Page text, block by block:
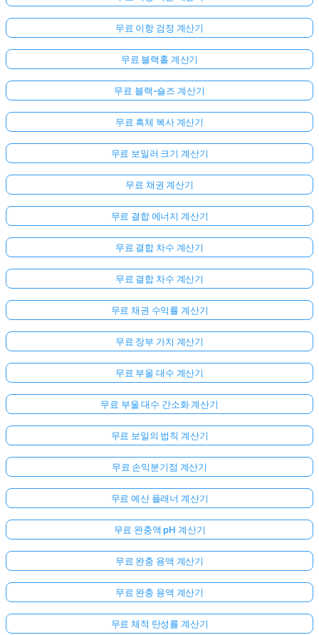
무료 이항 검정 계산기
무료 블랙홀 계산기
무료 블랙-숄즈 계산기
무료 흑체 복사 계산기
무료 보일러 크기 계산기
무료 채권 계산기
무료 결합 에너지 계산기
무료 결합 차수 계산기
무료 결합 차수 계산기
무료 채권 수익률 계산기
무료 장부 가치 계산기
무료 부울 대수 계산기
무료 부울 대수 간소화 계산기
무료 보일의 법칙 계산기
무료 손익분기점 계산기
무료 예산 플래너 계산기
무료 완충액 pH 계산기
무료 완충 용액 계산기
무료 완충 용액 계산기
무료 체적 탄성률 계산기